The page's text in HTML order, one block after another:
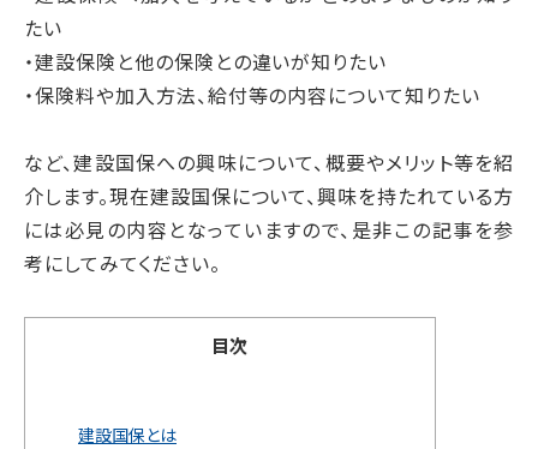
たい
・建設保険と他の保険との違いが知りたい
・保険料や加入方法、給付等の内容について知りたい
など、建設国保への興味について、概要やメリット等を紹
介します。現在建設国保について、興味を持たれている方
には必見の内容となっていますので、是非この記事を参
考にしてみてください。
目次
建設国保とは